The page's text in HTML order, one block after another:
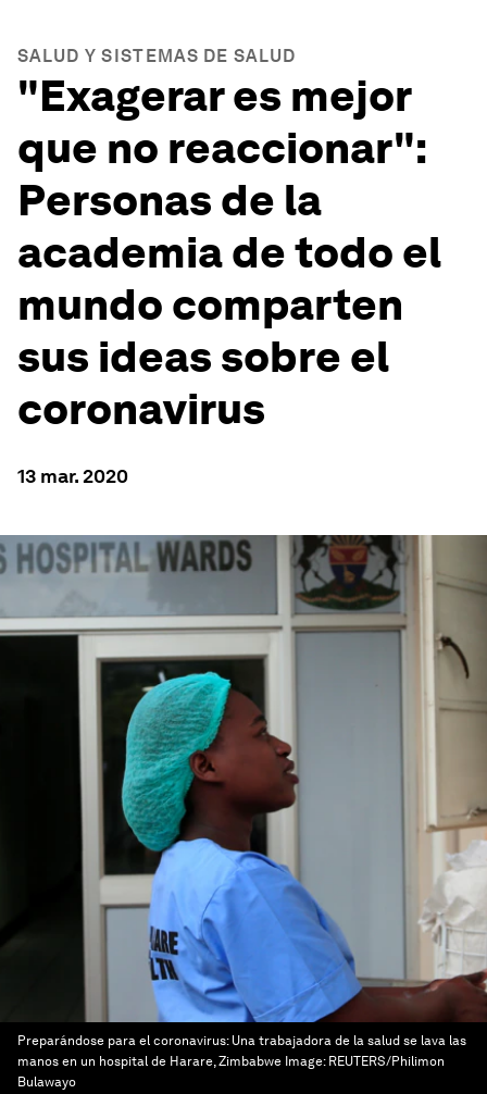
SALUD Y SISTEMAS DE SALUD
"Exagerar es mejor
que no reaccionar":
Personas de la
academia de todo el
mundo comparten
sus ideas sobre el
coronavirus
13 mar. 2020
Preparándose para el coronavirus: Una trabajadora de la salud se lava las
manos en un hospital de Harare, Zimbabwe Image: REUTERS/Philimon
Bulawayo